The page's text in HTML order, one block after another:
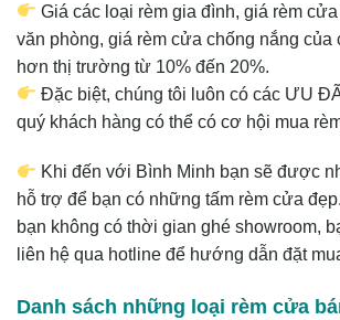
Giá các loại rèm gia đình, giá rèm
văn phòng, giá rèm cửa chống nắng của
hơn thị trường từ 10% đến 20%.
Đặc biệt, chúng tôi luôn có các ƯU
quý khách hàng có thể có cơ hội mua
Khi đến với Bình Minh bạn sẽ được
hỗ trợ để bạn có những tấm rèm cửa
bạn không có thời gian ghé showroom,
liên hệ qua hotline để hướng dẫn đặt
Danh sách những loại rèm cửa